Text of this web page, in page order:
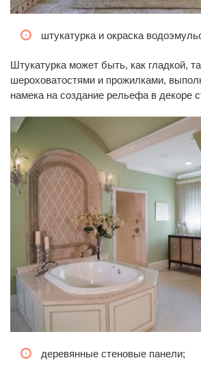
штукатурка и окраска
Штукатурка может быть, как гладкой,
шероховатостями и прожилками,
намека на создание рельефа в декоре
деревянные стеновые панели;